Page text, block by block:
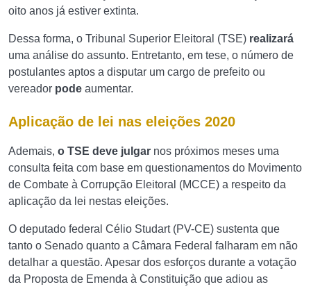
oito anos já estiver extinta.
Dessa forma, o Tribunal Superior Eleitoral (TSE) realizará
uma análise do assunto. Entretanto, em tese, o número de
postulantes aptos a disputar um cargo de prefeito ou
vereador pode aumentar.
Aplicação de lei nas eleições 2020
Ademais, o TSE deve julgar nos próximos meses uma
consulta feita com base em questionamentos do Movimento
de Combate à Corrupção Eleitoral (MCCE) a respeito da
aplicação da lei nestas eleições.
O deputado federal Célio Studart (PV-CE) sustenta que
tanto o Senado quanto a Câmara Federal falharam em não
detalhar a questão. Apesar dos esforços durante a votação
da Proposta de Emenda à Constituição que adiou as